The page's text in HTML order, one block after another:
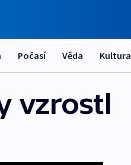
Počasí Věda Kultura
vzrostl